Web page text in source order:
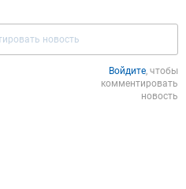
Войдите, чтобы
комментировать
новость